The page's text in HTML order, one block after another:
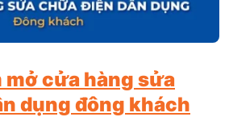
cửa hàng sửa
dụng đông khách